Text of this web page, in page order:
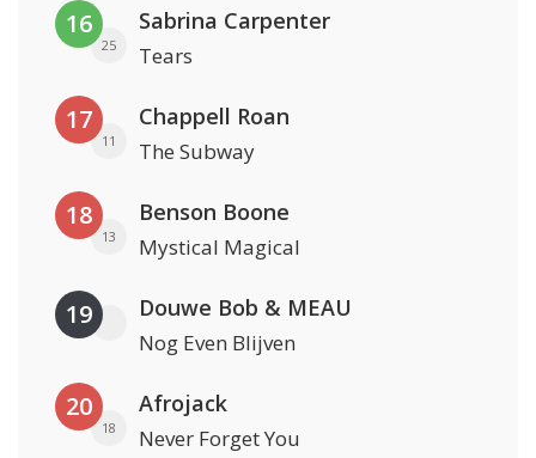
16
25
Sabrina Carpenter
Tears
17
11
Chappell Roan
The Subway
18
13
Benson Boone
Mystical Magical
19 Douwe Bob & MEAU
Nog Even Blijven
20
18
Afrojack
Never Forget You